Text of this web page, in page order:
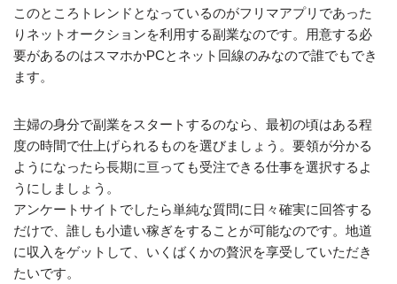
このところトレンドとなっているのがフリマアプリであった
りネットオークションを利用する副業なのです。用意する必
要があるのはスマホかPCとネット回線のみなので誰でもでき
ます。
主婦の身分で副業をスタートするのなら、最初の頃はある程
度の時間で仕上げられるものを選びましょう。要領が分かる
ようになったら長期に亘っても受注できる仕事を選択するよ
うにしましょう。
アンケートサイトでしたら単純な質問に日々確実に回答する
だけで、誰しも小遣い稼ぎをすることが可能なのです。地道
に収入をゲットして、いくばくかの贅沢を享受していただき
たいです。